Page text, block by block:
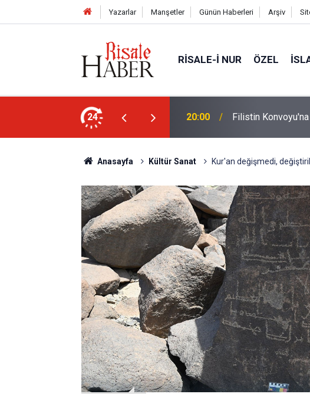
Yazarlar Manşetler Günün Haberleri Arşiv
RISALE-I NUR ÖZEL
24
Nursi'yi üstü çamurlu
20:00 Filistin
Anasayfa Kültür Sanat Kur'an değişmedi,